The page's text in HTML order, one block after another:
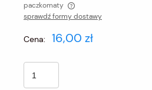
paczkomaty
Cena nie zawiera ewentualnych
sprawdź formy dostawy
Cena: 16,00 zł